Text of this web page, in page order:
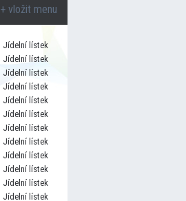
+ vložit menu
Jídelní lístek
Jídelní lístek
Jídelní lístek
Jídelní lístek
Jídelní lístek
Jídelní lístek
Jídelní lístek
Jídelní lístek
Jídelní lístek
Jídelní lístek
Jídelní lístek
Jídelní lístek